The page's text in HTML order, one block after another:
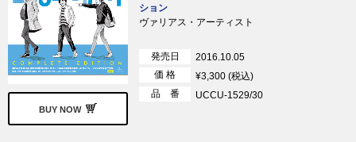
BUY NOW
ション
ヴァリアス・アーティスト
発売日
2016.10.05
価 格
¥3,300 (税込)
品 番
UCCU-1529/30